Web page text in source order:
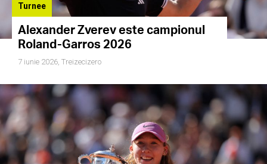
Turnee
Alexander Zverev este campionul
Roland-Garros 2026
7 iunie 2026, Treizecizero